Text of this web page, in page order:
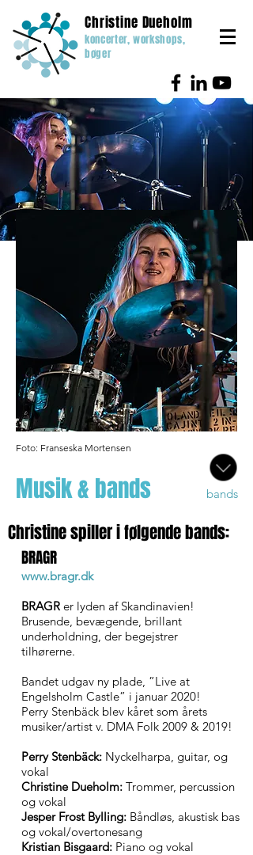
Christine Dueholm
koncerter, workshops,
bøger
Foto: Franseska Mortensen
Musik & bands bands
Christine spiller i følgende bands:
BRAGR
www.bragr.dk
BRAGR er lyden af Skandinavien!
Brusende, bevægende, brillant
underholdning, der begejstrer
tilhørerne.
Bandet udgav ny plade, ”Live at
Engelsholm Castle” i januar 2020!
Perry Stenbäck blev kåret som årets
musiker/artist v. DMA Folk 2009 & 2019!
Perry Stenbäck: Nyckelharpa, guitar, og
vokal
Christine Dueholm: Trommer, percussion
og vokal
Jesper Frost Bylling: Båndløs, akustisk bas
og vokal/overtonesang
Kristian Bisgaard: Piano og vokal